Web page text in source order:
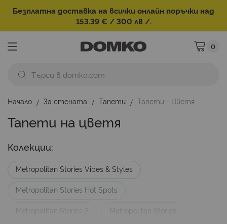
Безплатна доставка на всички онлайн поръчки над
153.39 € / 300 лв /.
Моята
0
Начало За стената Тапети Тапети - Цветя
Тапети на цветя
Колекции:
Metropolitan Stories Vibes & Styles
Metropolitan Stories Hot Spots
Metropolitan Stories 2 Metropolitan Stories